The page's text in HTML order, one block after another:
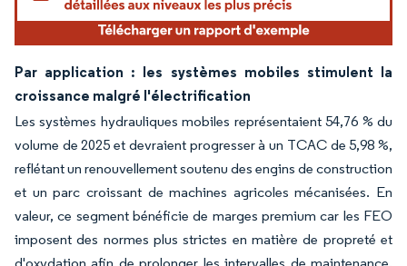
Par application : les systèmes mobiles stimulent la
croissance malgré l'électrification
Les systèmes hydrauliques mobiles représentaient 54,76 % du
volume de 2025 et devraient progresser à un TCAC de 5,98 %,
reflétant un renouvellement soutenu des engins de construction
et un parc croissant de machines agricoles mécanisées. En
valeur, ce segment bénéficie de marges premium car les FEO
imposent des normes plus strictes en matière de propreté et